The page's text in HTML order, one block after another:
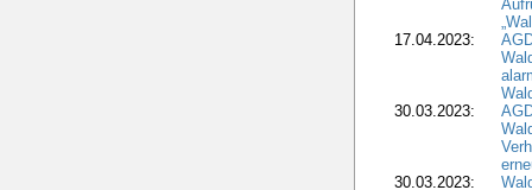
17.04.2023:
30.03.2023:
30.03.2023: